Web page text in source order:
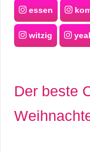
essen
witzig
Der beste